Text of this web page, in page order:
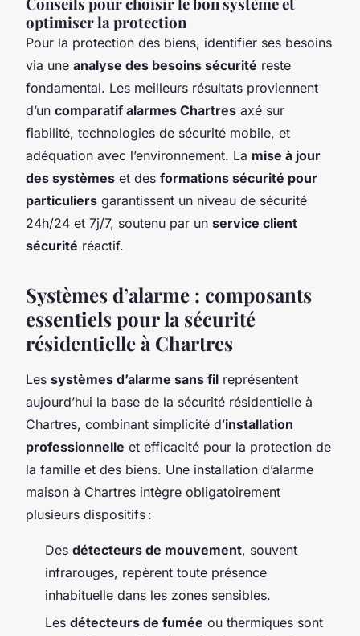
optimiser la protection
Pour la protection des biens, identifier ses besoins
via une analyse des besoins sécurité reste
fondamental. Les meilleurs résultats proviennent
d’un comparatif alarmes Chartres axé sur
fiabilité, technologies de sécurité mobile, et
adéquation avec l’environnement. La mise à jour
des systèmes et des formations sécurité pour
particuliers garantissent un niveau de sécurité
24h/24 et 7j/7, soutenu par un service client
sécurité réactif.
Systèmes d’alarme : composants
essentiels pour la sécurité
résidentielle à Chartres
Les systèmes d’alarme sans fil représentent
aujourd’hui la base de la sécurité résidentielle à
Chartres, combinant simplicité d’installation
professionnelle et efficacité pour la protection de
la famille et des biens. Une installation d’alarme
maison à Chartres intègre obligatoirement
plusieurs dispositifs :
Des détecteurs de mouvement, souvent
infrarouges, repèrent toute présence
inhabituelle dans les zones sensibles.
Les détecteurs de fumée ou thermiques sont